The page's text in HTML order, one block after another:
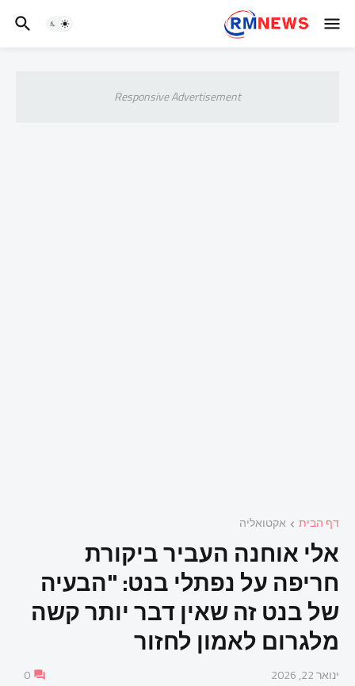
Responsive Advertisement
דף הבית אקטואליה
אלי אוחנה העביר ביקורת
חריפה על נפתלי בנט: "הבעיה
של בנט זה שאין דבר יותר קשה
מלגרום לאמון לחזור
ינואר 22, 2026 0